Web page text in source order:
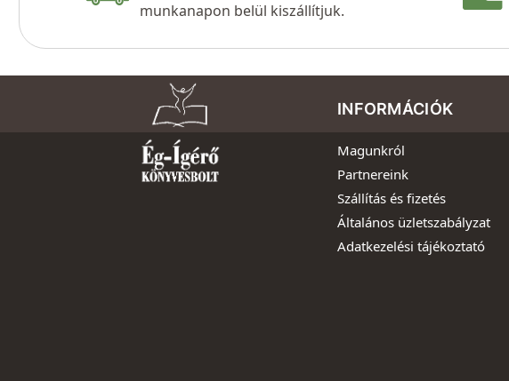
munkanapon belül kiszállítjuk.
INFORMÁCIÓK
Magunkról
Partnereink
Szállítás és fizetés
Általános üzletszabályzat
Adatkezelési tájékoztató